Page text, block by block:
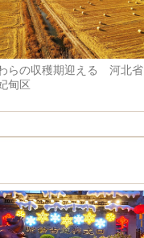
らの収穫期迎える 河北省
甸区